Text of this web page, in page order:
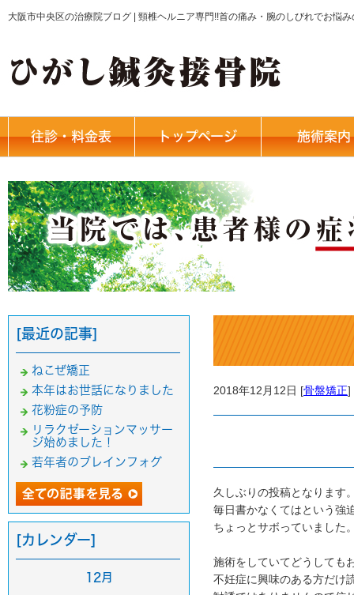
大阪市中央区の治療院ブログ | 頸椎ヘルニア専門!!首の痛み・腕のしびれでお悩
往診・料金表 トップページ 施術案内
2018年12月12日 [骨盤矯正]
久しぶりの投稿となります
毎日書かなくてはという強
ちょっとサボっていました
施術をしていてどうしても
不妊症に興味のある方だけ
[最近の記事]
ねこぜ矯正
本年はお世話になりました
花粉症の予防
リラクゼーションマッサー
ジ始めました！
若年者のブレインフォグ
[カレンダー]
12月